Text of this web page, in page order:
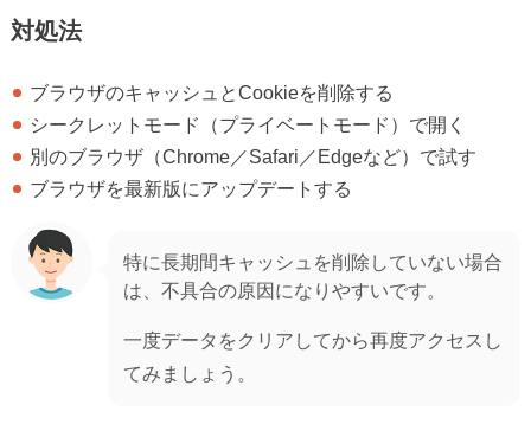
対処法
ブラウザのキャッシュとCookieを削除する
シークレットモード（プライベートモード）で開く
別のブラウザ（Chrome／Safari／Edgeなど）で試す
ブラウザを最新版にアップデートする
特に長期間キャッシュを削除していない場合
は、不具合の原因になりやすいです。
一度データをクリアしてから再度アクセスし
てみましょう。